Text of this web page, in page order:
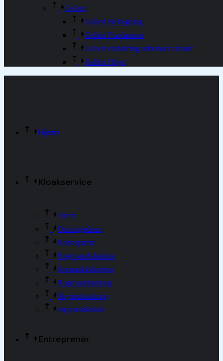
Galleri
Galleri Belægning
Galleri Fundament
Galleri etablering udendørs arealer
Galleri Hegn
Hjem
Kloakservice
Dræn
Omfangsdræn
Rottespærre
Regnvandsfaskine
Separatkloakering
Regnvandsanlæg
Skybrudssikring
Højvandslukke
Entreprenør